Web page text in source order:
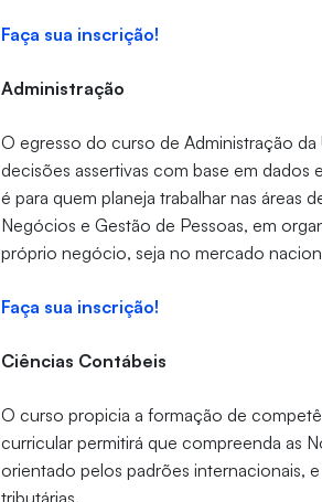
Faça sua inscrição!
Administração
O egresso do curso de Administração
decisões assertivas com base em
é para quem planeja trabalhar nas áreas
Negócios e Gestão de Pessoas, em
próprio negócio, seja no mercado
Faça sua inscrição!
Ciências Contábeis
O curso propicia a formação de
curricular permitirá que compreenda as
orientado pelos padrões internacionais,